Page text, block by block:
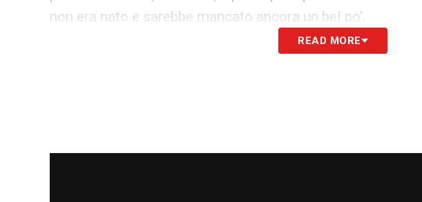
non era nato e sarebbe mancato ancora un bel po’.
– La storia dice che in Friuli bianconeri
parte di Donnarumma.
della posta e un gol per tempo da parte di Cassata e
READ MORE